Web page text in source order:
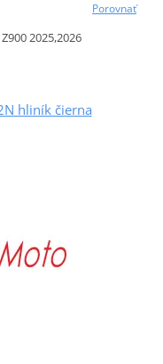
Porovnať
2025,2026
hliník čierna